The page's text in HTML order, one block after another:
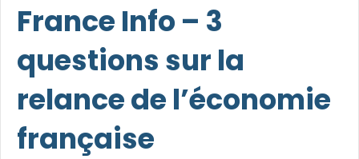
France Info – 3
questions sur la
relance de l’économie
française